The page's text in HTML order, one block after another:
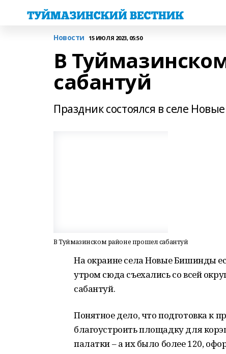
Новости 15 ИЮЛЯ 2023, 05:50
В
сабантуй
Праздник состоялся в селе
В Туймазинском районе прошел сабантуй
На окраине села Новые Бишинды
утром сюда съехались со всей
сабантуй.
Понятное дело, что подготовка к
благоустроить площадку для
палатки – а их было более 120,